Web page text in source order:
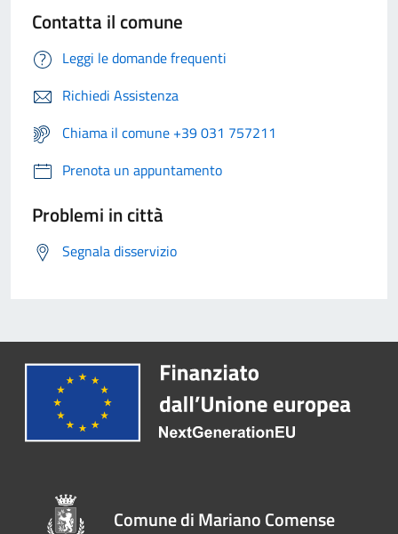
Contatta il comune
Leggi le domande frequenti
Richiedi Assistenza
Chiama il comune +39 031 757211
Prenota un appuntamento
Problemi in città
Segnala disservizio
Comune di Mariano Comense